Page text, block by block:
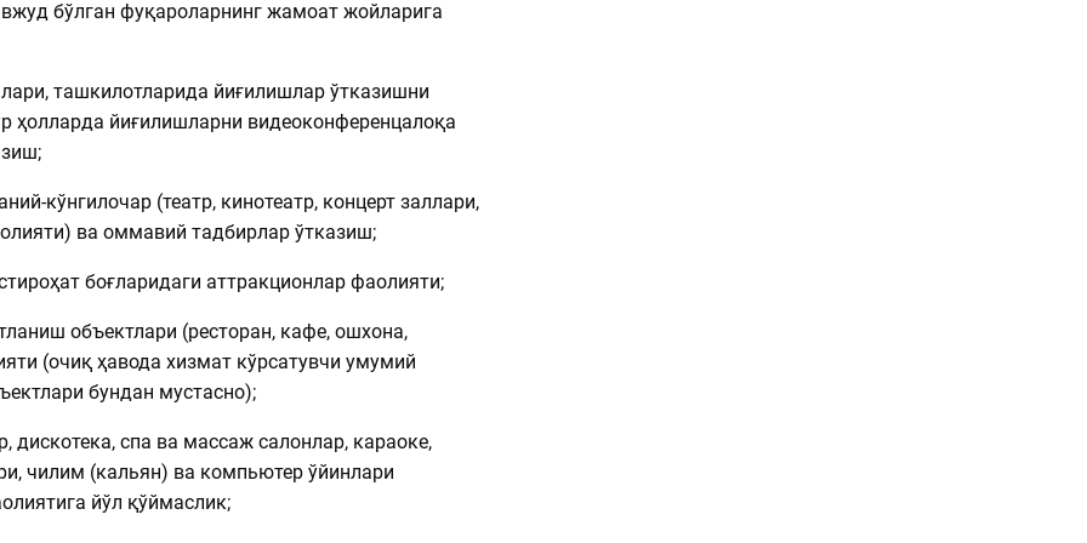
бўлган фуқароларнинг жамоат жойларига
ташкилотларида йиғилишлар ўтказишни
ҳолларда йиғилишларни видеоконференцалоқа
кўнгилочар (театр, кинотеатр, концерт заллари,
ва оммавий тадбирлар ўтказиш;
боғларидаги аттракционлар фаолияти;
объектлари (ресторан, кафе, ошхона,
(очиқ ҳавода хизмат кўрсатувчи умумий
бундан мустасно);
дискотека, спа ва массаж салонлар, караоке,
чилим (кальян) ва компьютер ўйинлари
йўл қўймаслик;